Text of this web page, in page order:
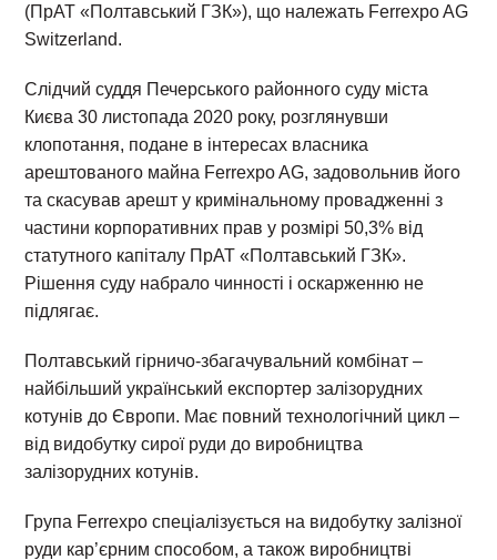
(ПрАТ «Полтавський ГЗК»), що належать Ferrexpo AG
Switzerland.
Слідчий суддя Печерського районного суду міста
Києва 30 листопада 2020 року, розглянувши
клопотання, подане в інтересах власника
арештованого майна Ferrexpo AG, задовольнив його
та скасував арешт у кримінальному провадженні з
частини корпоративних прав у розмірі 50,3% від
статутного капіталу ПрАТ «Полтавський ГЗК».
Рішення суду набрало чинності і оскарженню не
підлягає.
Полтавський гірничо-збагачувальний комбінат –
найбільший український експортер залізорудних
котунів до Європи. Має повний технологічний цикл –
від видобутку сирої руди до виробництва
залізорудних котунів.
Група Ferrexpo спеціалізується на видобутку залізної
руди кар’єрним способом, а також виробництві